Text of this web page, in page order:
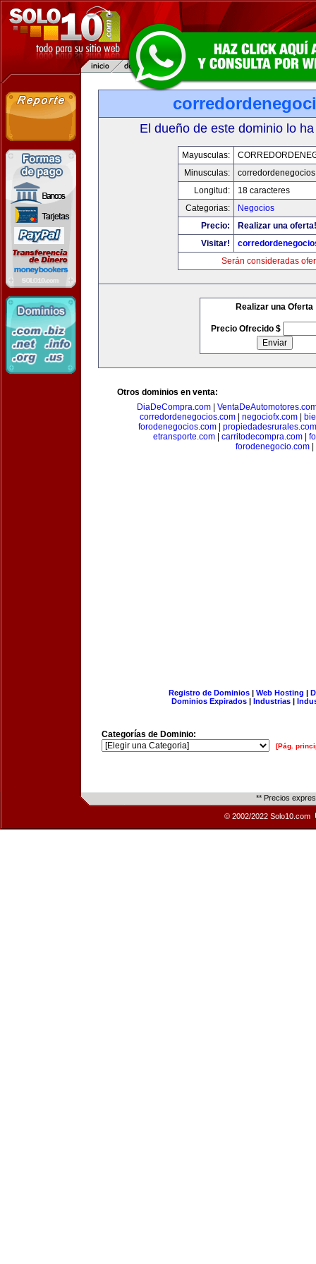
El dueño de este dominio lo
Mayusculas:
Minusculas:
Longitud:
18 caracteres
Categorias:
Negocios
Precio:
Realizar una oferta!
Visitar!
Serán consideradas
Realizar una Oferta
Precio Ofrecido $
Otros dominios en venta:
DiaDeCompra.com|
corredordenegocios.com
negociofx.com
forodenegocios.com
propiedadesrurales.com
etransporte.com
carritodecompra.com
forodenegocio.com|
Registro de Dominios| Web Hosting |
Dominios Expirados | Industrias |
Categorías de Dominio:
[Pág.
** Precios
© 2002/2022 Solo10.com